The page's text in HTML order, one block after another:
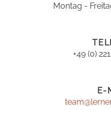
Montag -
+49 (0)
E-